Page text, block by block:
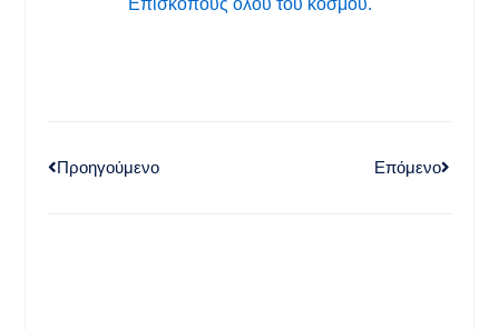
Επισκόπους όλου του κόσμου.
Προηγούμενο Επόμενο